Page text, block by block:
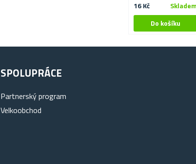
16 Kč
SPOLUPRÁCE
Partnerský program
Velkoobchod